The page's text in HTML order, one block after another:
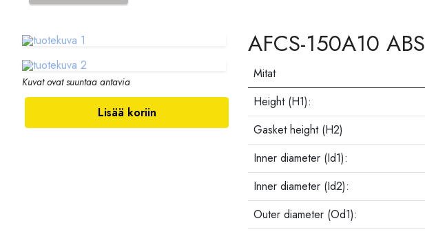
Kuvat ovat suuntaa antavia
Lisää koriin
AFCS-150A10 ABS
Mitat
Height (H1):
Gasket height (H2)
Inner diameter (Id1):
Inner diameter (Id2):
Outer diameter (Od1):